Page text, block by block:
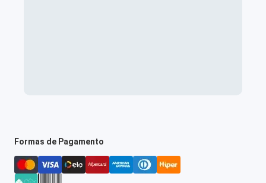
Formas de Pagamento